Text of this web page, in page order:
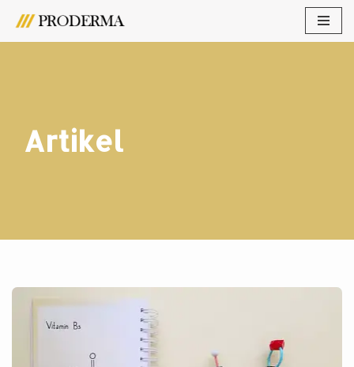
Lompat
Artikel